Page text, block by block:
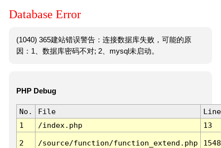
Database Error
(1040) 365建站错误警告：连接数据库失败，可能的原
因：1、数据库密码不对; 2、mysql未启动。
PHP Debug
No. File
Line
1
/index.php 13
2 /source/function/function_extend.php 1548